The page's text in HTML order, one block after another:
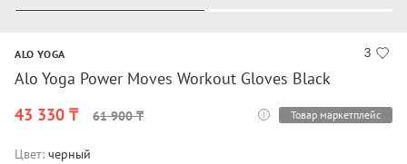
3
ALO YOGA
Alo Yoga Power Moves Workout Gloves Black
43 330 ₸
61 900 ₸ Товар маркетплейс
Цвет: черный